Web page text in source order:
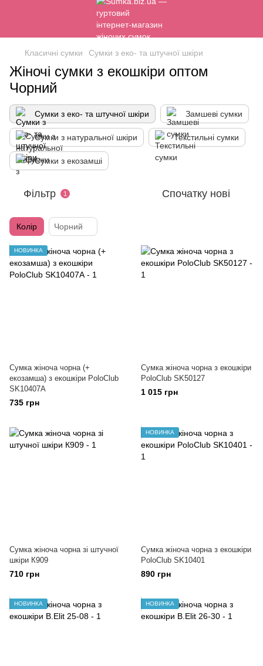
Класичні сумки Сумки з еко- та штучної шкіри
Жіночі сумки з екошкіри оптом
Чорний
Сумки з еко- та штучної шкіри Замшеві сумки
Сумки з натуральної шкіри Текстильні сумки
Сумки з екозамші
Фільтр 1 Спочатку нові
Колір Чорний
НОВИНКА
Сумка жіноча чорна (+
екозамша) з екошкіри PoloClub
SK10407А
735 грн
Сумка жіноча чорна з екошкіри
PoloClub SK50127
1 015 грн
Сумка жіноча чорна зі штучної
шкіри К909
710 грн
НОВИНКА
Сумка жіноча чорна з екошкіри
PoloClub SK10401
890 грн
НОВИНКА НОВИНКА